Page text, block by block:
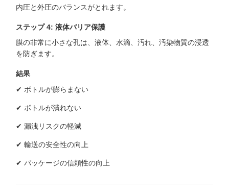
内圧と外圧のバランスがとれます。
ステップ 4: 液体バリア保護
膜の非常に小さな孔は、液体、水滴、汚れ、汚染物質の浸透
を防ぎます。
結果
✔ ボトルが膨らまない
✔ ボトルが潰れない
✔ 漏洩リスクの軽減
✔ 輸送の安全性の向上
✔ パッケージの信頼性の向上